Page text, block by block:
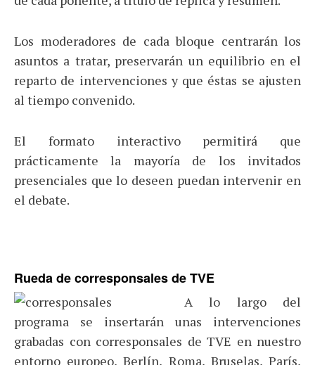
Los moderadores de cada bloque centrarán los
asuntos a tratar, preservarán un equilibrio en el
reparto de intervenciones y que éstas se ajusten
al tiempo convenido.
El formato interactivo permitirá que
prácticamente la mayoría de los invitados
presenciales que lo deseen puedan intervenir en
el debate.
Rueda de corresponsales de TVE
A lo largo del
programa se insertarán unas intervenciones
grabadas con corresponsales de TVE en nuestro
entorno europeo, Berlín, Roma, Bruselas, París,